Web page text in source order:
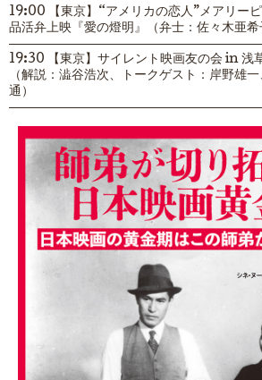
19:00 【東京】“アメリカの恋人”メアリー
品活弁上映『愛の燈明』（弁士：佐々木亜希
19:30 【東京】サイレント映画友の会 in 浅
（解説：澁谷浩次、トークゲスト：岸野雄
通）